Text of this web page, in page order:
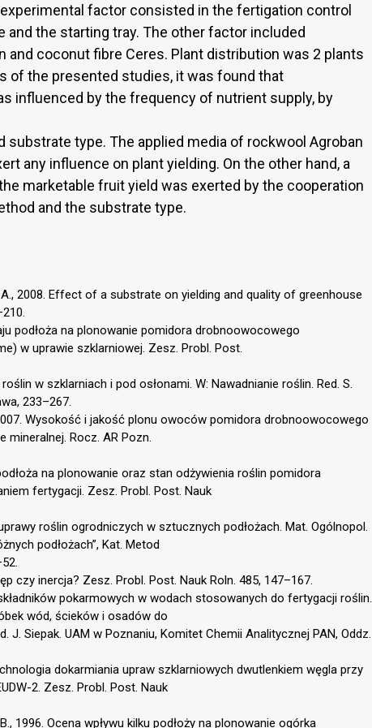
factor consisted in the fertigation control
the starting tray. The other factor included
and coconut fibre Ceres. Plant distribution was 2 plants
of the presented studies, it was found that
influenced by the frequency of nutrient supply, by
substrate type. The applied media of rockwool Agroban
any influence on plant yielding. On the other hand, a
marketable fruit yield was exerted by the cooperation
and the substrate type.
2008. Effect of a substrate on yielding and quality of greenhouse
podłoża na plonowanie pomidora drobnoowocowego
w uprawie szklarniowej. Zesz. Probl. Post.
w szklarniach i pod osłonami. W: Nawadnianie roślin. Red. S.
233–267.
Wysokość i jakość plonu owoców pomidora drobnoowocowego
mineralnej. Rocz. AR Pozn.
na plonowanie oraz stan odżywienia roślin pomidora
fertygacji. Zesz. Probl. Post. Nauk
roślin ogrodniczych w sztucznych podłożach. Mat. Ogólnopol.
podłożach”, Kat. Metod
czy inercja? Zesz. Probl. Post. Nauk Roln. 485, 147–167.
pokarmowych w wodach stosowanych do fertygacji roślin.
wód, ścieków i osadów do
J. Siepak. UAM w Poznaniu, Komitet Chemii Analitycznej PAN, Oddz.
dokarmiania upraw szklarniowych dwutlenkiem węgla przy
2. Zesz. Probl. Post. Nauk
1996. Ocena wpływu kilku podłoży na plonowanie ogórka